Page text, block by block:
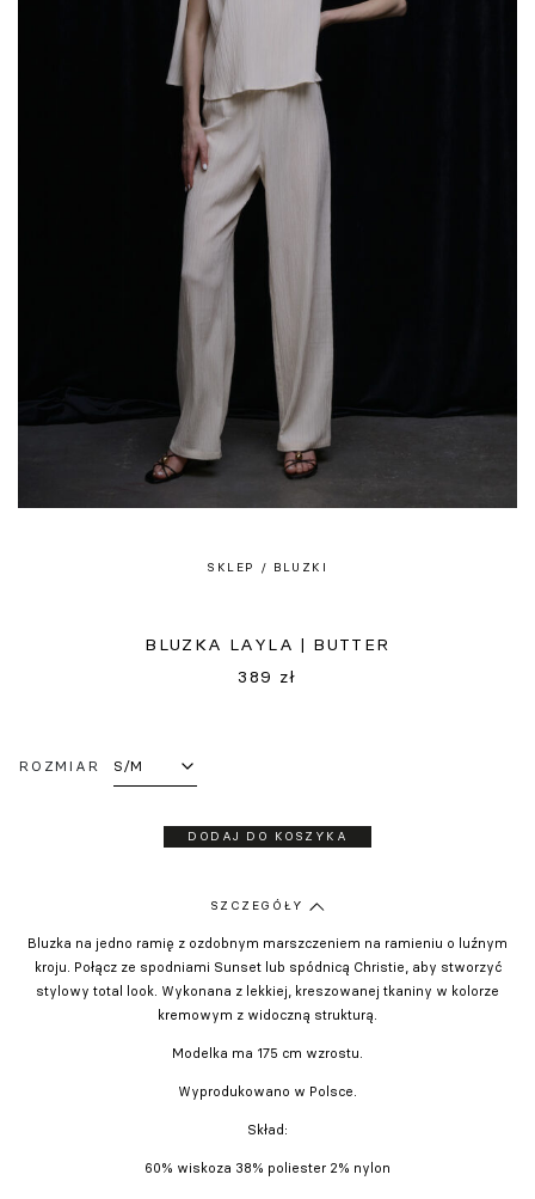
SZCZEGÓŁY
Bluzka na jedno ramię z ozdobnym marszczeniem na ramieniu o luźnym
kroju. Połącz ze spodniami Sunset lub spódnicą Christie, aby stworzyć
stylowy total look. Wykonana z lekkiej, kreszowanej tkaniny w kolorze
kremowym z widoczną strukturą.
Modelka ma 175 cm wzrostu.
Wyprodukowano w Polsce.
Skład:
60% wiskoza 38% poliester 2% nylon
SKLEP / BLUZKI
BLUZKA LAYLA | BUTTER
389 zł
ROZMIAR
DODAJ DO KOSZYKA